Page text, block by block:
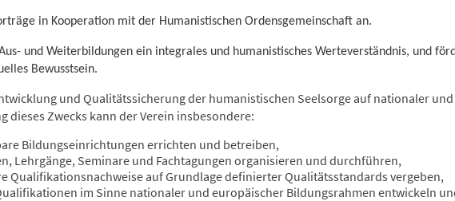
in Kooperation mit der Humanistischen Ordensgemeinschaft an.
und Weiterbildungen ein integrales und humanistisches Werteverständnis, und
Bewusstsein.
und Qualitätssicherung der humanistischen Seelsorge auf nationaler und
dieses Zwecks kann der Verein insbesondere:
Bildungseinrichtungen errichten und betreiben,
Lehrgänge, Seminare und Fachtagungen organisieren und durchführen,
Qualifikationsnachweise auf Grundlage definierter Qualitätsstandards vergeben,
im Sinne nationaler und europäischer Bildungsrahmen entwickeln